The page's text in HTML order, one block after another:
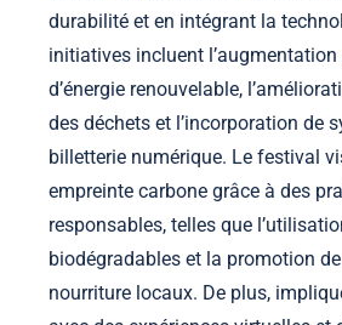
durabilité et en intégrant la
initiatives incluent l’augmentation
d’énergie renouvelable,
des déchets et l’incorporation de
billetterie numérique. Le festival
empreinte carbone grâce à des
responsables, telles que
biodégradables et la promotion
nourriture locaux. De plus,